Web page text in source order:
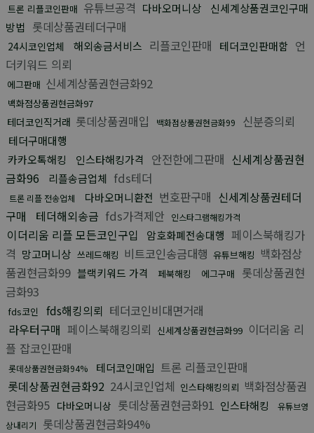
트론 리플코인판매 유튜브공격 다바오머니상
신세계상품권코인구매
방법
롯데상품권테더구매
24시코인업체 해외송금서비스 리플코인판매 테더코인판매함 언
더키워드 의뢰
에그판매 신세계상품권현금화92
백화점상품권현금화97
테더코인직거래 롯데상품권매입 백화점상품권현금화99 신분증의뢰
테더구매대행
카카오톡해킹
인스타해킹가격 안전한에그판매 신세계상품권현
금화96
리플송금업체 fds테더
트론 리플 전송업체 다바오머니환전 번호판구매 신세계상품권테더
구매
테더해외송금 fds가격제안 인스타그램해킹가격
이더리움 리플 모든코인구입 암호화폐전송대행 페이스북해킹가
격 망고머니상 쓰레드해킹 비트코인송금대행 유튜브해킹 백화점상
품권현금화99 블랙키워드 가격 페북해킹 에그구매
롯데상품권현
금화93
fds코인 fds해킹의뢰 테더코인비대면거래
라우터구매 페이스북해킹의뢰 신세계상품권현금화99 이더리움 리
플 잡코인판매
롯데상품권현금화94% 테더코인매입 트론 리플코인판매
롯데상품권현금화92 24시코인업체 인스타해킹의뢰 백화점상품권
현금화95 다바오머니상 롯데상품권현금화91 인스타해킹
유튜브영
상내리기
롯데상품권현금화94%